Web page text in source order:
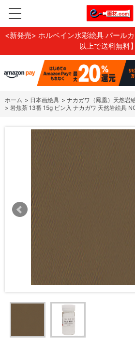
<新発売> ホルベイン水彩絵具 パール
以上で送料無料】
ホーム > 日本画絵具 > ナカガワ（鳳凰）天然岩
> 岩焦茶 13番 15g ビン入 ナカガワ 天然岩絵具